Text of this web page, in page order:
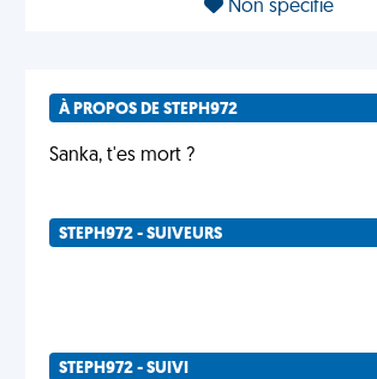
Non spécifié
À PROPOS DE STEPH972
Sanka, t'es mort ?
STEPH972 - SUIVEURS
STEPH972 - SUIVI